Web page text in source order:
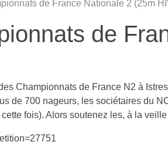
de France Nationale 2 (25m
de
Championnats de France N2 à
de 700 nageurs, les sociétaires du
fois). Alors soutenez les, à la